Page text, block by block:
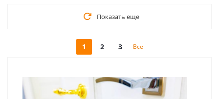
Показать еще
1 2 3 Все